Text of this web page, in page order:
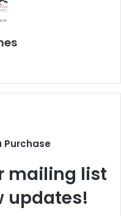
Purchase
mailing list
updates!